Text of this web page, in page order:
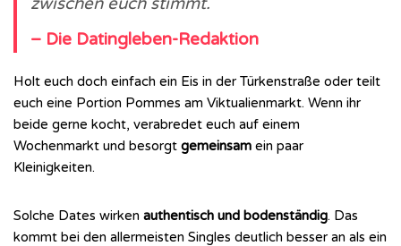
– Die Datingleben-Redaktion
Holt euch doch einfach ein Eis in der Türkenstraße oder teilt
euch eine Portion Pommes am Viktualienmarkt. Wenn ihr
beide gerne kocht, verabredet euch auf einem
Wochenmarkt und besorgt gemeinsam ein paar
Kleinigkeiten.
Solche Dates wirken authentisch und bodenständig. Das
kommt bei den allermeisten Singles deutlich besser an als ein